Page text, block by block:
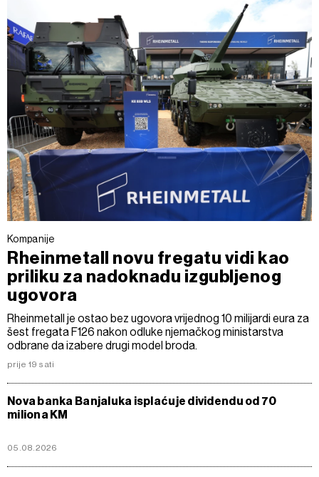
Kompanije
Rheinmetall novu fregatu vidi kao
priliku za nadoknadu izgubljenog
ugovora
Rheinmetall je ostao bez ugovora vrijednog 10 milijardi eura za
šest fregata F126 nakon odluke njemačkog ministarstva
odbrane da izabere drugi model broda.
prije 19 sati
Nova banka Banjaluka isplaćuje dividendu od 70
miliona KM
05.08.2026